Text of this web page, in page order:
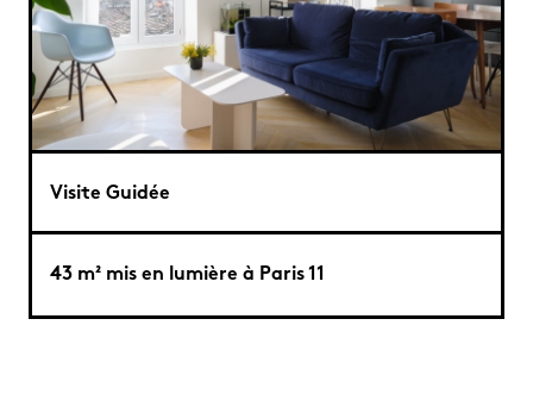
Visite Guidée
43 m² mis en lumière à Paris 11